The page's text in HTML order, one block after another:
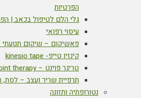
הפרטיות
גלי הלם לטיפול בכאב |
עיסוי רפואי
פאשיקום – שיקום תנועתי
קינזיו טייפ- kinesio tape
טריגר פוינט – trigger point therapy
תרפיית שריר ועצב – לסת,
נטורופתיה ותזונה